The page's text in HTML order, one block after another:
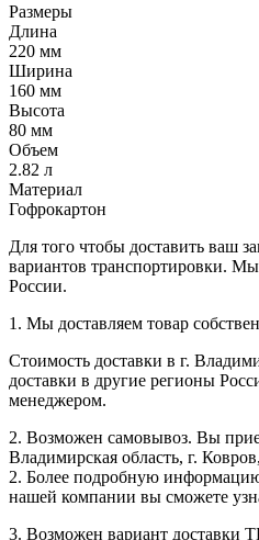
Размеры
Длина
220 мм
Ширина
160 мм
Высота
80 мм
Объем
2.82 л
Материал
Гофрокартон
Для того чтобы доставить ваш
вариантов транспортировки. Мы
России.
1. Мы доставляем товар
Стоимость доставки в г.
доставки в другие регионы
менеджером.
2. Возможен самовывоз. Вы
Владимирская область, г.
2. Более подробную
нашей компании вы сможете
3. Возможен вариант